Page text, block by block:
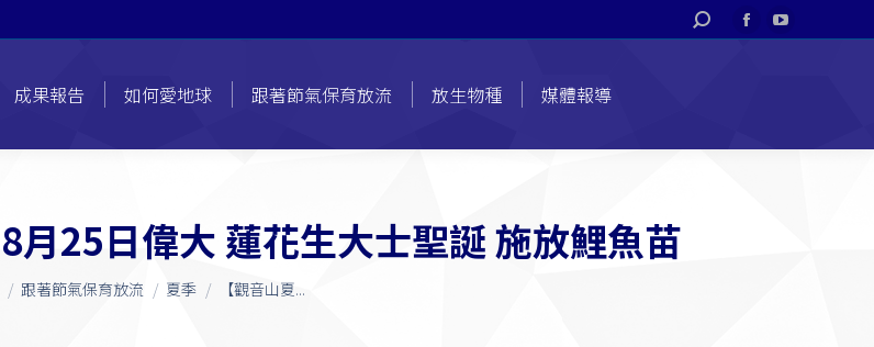
搜
索
Facebook
new
YouTube
new
成果報告 如何愛地球 跟著節氣保育放流 放生物種 媒體報導
月25日偉大 蓮花生大士聖誕 施放鯉魚苗
這裡：
跟著節氣保育放流 夏季 【觀音山夏...